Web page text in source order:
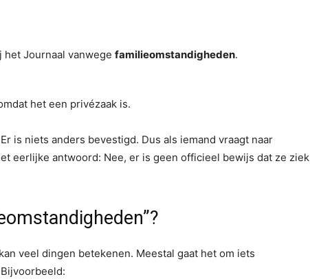
Journaal vanwege familieomstandigheden.
het een privézaak is.
is niets anders bevestigd. Dus als iemand vraagt naar
eerlijke antwoord: Nee, er is geen officieel bewijs dat ze ziek
veel dingen betekenen. Meestal gaat het om iets